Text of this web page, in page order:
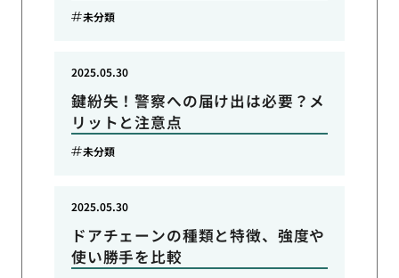
未分類
鍵紛失！警察への届け出は必要？メ
リットと注意点
2025.05.30
未分類
ドアチェーンの種類と特徴、強度や
使い勝手を比較
2025.05.30